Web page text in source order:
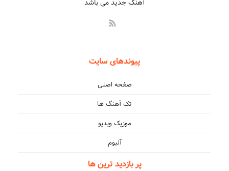
آهنگ جدید می باشد
پیوندهای سایت
صفحه اصلی
تک آهنگ ها
موزیک ویدیو
آلبوم
پر بازدید ترین ها